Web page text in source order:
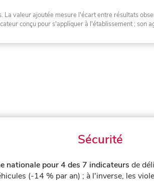
La valeur ajoutée mesure l'écart entre résultats
conçu pour s'appliquer à l'établissement ; son
Sécurité
nationale pour 4 des 7 indicateurs de
(-14 % par an) ; à l'inverse, les